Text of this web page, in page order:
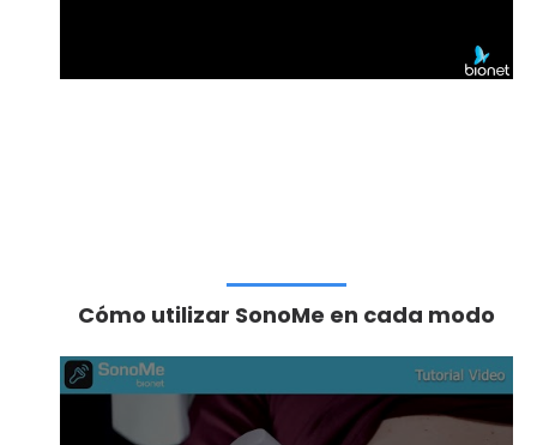
Cómo utilizar SonoMe en cada modo